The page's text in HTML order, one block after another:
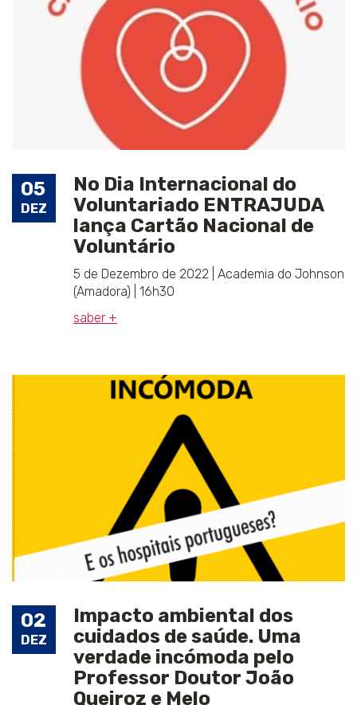
05
DEZ
No Dia Internacional do
Voluntariado ENTRAJUDA
lança Cartão Nacional de
Voluntário
5 de Dezembro de 2022 | Academia do Johnson
(Amadora) | 16h30
saber +
02
DEZ
Impacto ambiental dos
cuidados de saúde. Uma
verdade incómoda pelo
Professor Doutor João
Queiroz e Melo